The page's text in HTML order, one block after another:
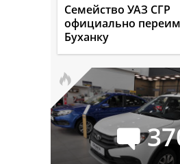
Семейство УАЗ СГР
официально
Буханку